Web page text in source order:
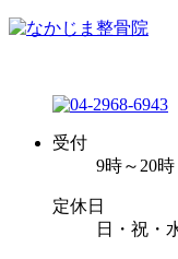
受付
9時～20
定休日
日・祝・